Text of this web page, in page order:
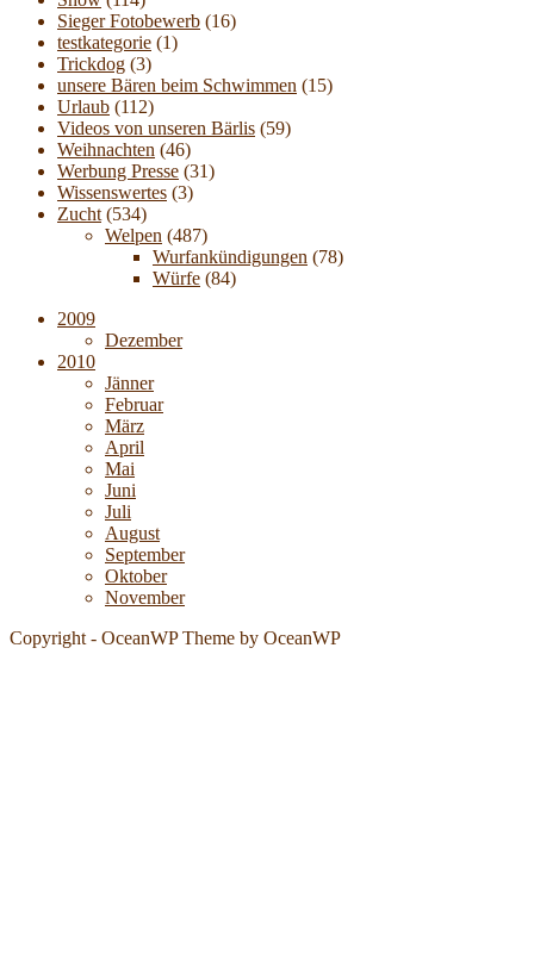
Sieger Fotobewerb (16)
testkategorie (1)
Trickdog (3)
unsere Bären beim Schwimmen (15)
Urlaub (112)
Videos von unseren Bärlis (59)
Weihnachten (46)
Werbung Presse (31)
Wissenswertes (3)
Zucht (534)
Welpen (487)
Wurfankündigungen (78)
Würfe (84)
2009
Dezember
2010
Jänner
Februar
März
April
Mai
Juni
Juli
August
September
Oktober
November
Copyright - OceanWP Theme by OceanWP